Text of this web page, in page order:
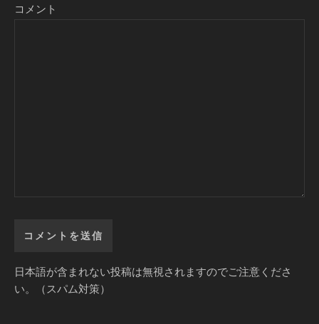
コメント
日本語が含まれない投稿は無視されますのでご注意くださ
い。（スパム対策）